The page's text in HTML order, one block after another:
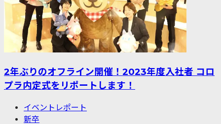
2年ぶりのオフライン開催！2023年度入社者 コロ
プラ内定式をリポートします！
イベントレポート
新卒